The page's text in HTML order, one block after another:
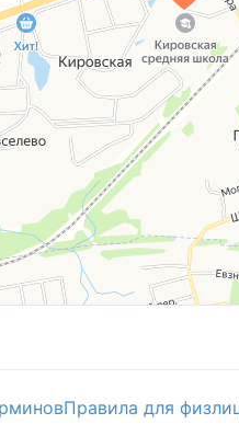
Правила для